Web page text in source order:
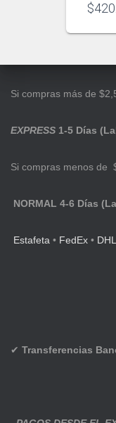
$
Si compras más de
EXPRESS 1-5 Días
Si compras menos de
NORMAL 4-6 Días
Estafeta • FedEx • DHL
✔ Transferencias